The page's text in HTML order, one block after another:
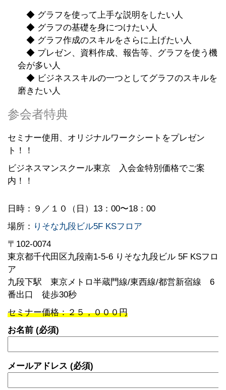
◆ グラフを使って上手な説明をしたい人
◆ グラフの基礎を身につけたい人
◆ グラフ作成のスキルをさらに上げたい人
◆ プレゼン、資料作成、報告等、グラフを使う機
会が多い人
◆ ビジネススキルの一つとしてグラフのスキルを
磨きたい人
参会者特典
セミナー使用、オリジナルワークシートをプレゼン
ト！！
ビジネスマンスクール東京 入会金特別価格でご案
内！！
日時：９ ／１０（日）13：00〜18：00
場所： りそな九段ビル5F KSフロア
〒102-0074
東京都千代田区九段南1-5-6 りそな九段ビル 5F KSフロ
ア
九段下駅 東京メトロ半蔵門線/東西線/都営新宿線 6
番出口 徒歩30秒
セミナー価格：２５，０００円
お名前 (必須)
メールアドレス (必須)